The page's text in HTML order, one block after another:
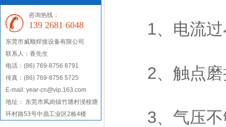
咨询热线：
139 2681 6048
东莞市威顺焊接设备有限公司
联系人：香先生
电话：(86) 769-8756 8791
传真：(86) 769-8756 5725
E-mail: year-cn@vip.163.com
地址： 东莞市凤岗镇竹塘村浸校塘
环村路53号中鼎工业区2栋4楼
1、电流过
2、触点磨
3、气压不